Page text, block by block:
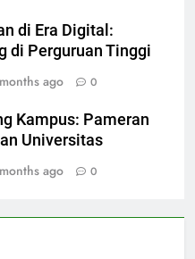
di Era Digital:
di Perguruan Tinggi
ago 0
Kampus: Pameran
Universitas
ago 0